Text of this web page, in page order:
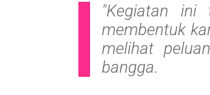
"Kegiatan ini
membentuk
melihat
bangga.